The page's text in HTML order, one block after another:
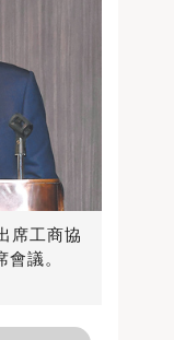
席工商協
議。